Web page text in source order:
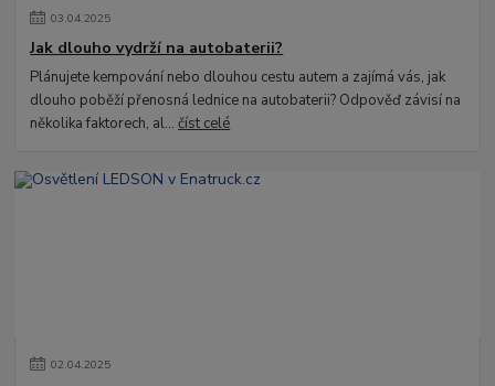
03.04.2025
Jak dlouho vydrží na autobaterii?
Plánujete kempování nebo dlouhou cestu autem a zajímá vás, jak
dlouho poběží přenosná lednice na autobaterii? Odpověď závisí na
několika faktorech, al...číst celé
02.04.2025